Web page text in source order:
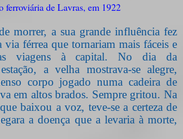
ferroviária de Lavras, em 1922
morrer, a sua grande influência fez
via férrea que tornariam mais fáceis e
viagens à capital. No dia da
a velha mostrava-se alegre,
corpo jogado numa cadeira de
em altos brados. Sempre gritou. Na
baixou a voz, teve-se a certeza de
a doença que a levaria à morte,